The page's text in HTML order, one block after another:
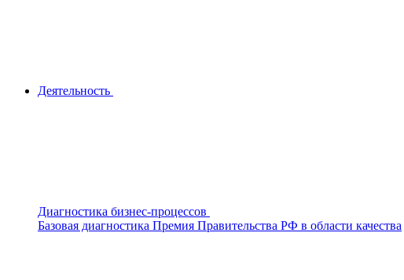
Деятельность
Диагностика бизнес-процессов
Базовая диагностика Премия Правительства РФ в области качества